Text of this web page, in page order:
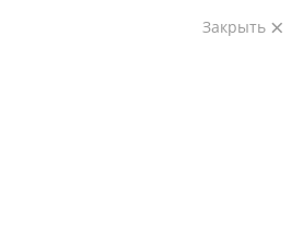
Заказать звонокЗакрыть